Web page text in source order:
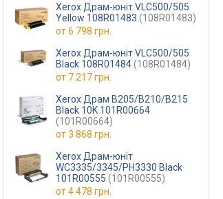
Xerox Драм-юніт VLC500/505
Yellow 108R01483 (108R01483)
от6 798 грн.
Xerox Драм-юніт VLC500/505
Black 108R01484(108R01484)
от 7 217 грн.
Xerox Драм B205/B210/B215
Black 10K 101R00664
(101R00664)
от3 868 грн.
Xerox Драм-юніт
WC3335/3345/PH3330 Black
101R00555 (101R00555)
от4 478 грн.